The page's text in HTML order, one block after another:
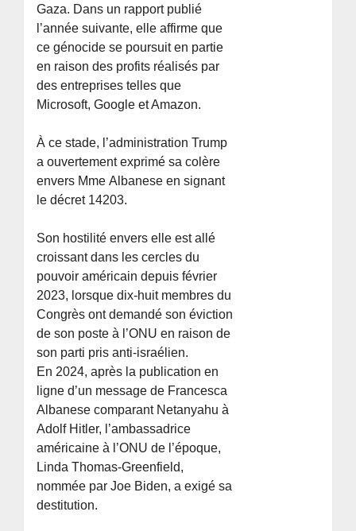
Gaza. Dans un rapport publié
l’année suivante, elle affirme que
ce génocide se poursuit en partie
en raison des profits réalisés par
des entreprises telles que
Microsoft, Google et Amazon.
À ce stade, l’administration Trump
a ouvertement exprimé sa colère
envers Mme Albanese en signant
le décret 14203.
Son hostilité envers elle est allé
croissant dans les cercles du
pouvoir américain depuis février
2023, lorsque dix-huit membres du
Congrès ont demandé son éviction
de son poste à l’ONU en raison de
son parti pris anti-israélien.
En 2024, après la publication en
ligne d’un message de Francesca
Albanese comparant Netanyahu à
Adolf Hitler, l’ambassadrice
américaine à l’ONU de l’époque,
Linda Thomas-Greenfield,
nommée par Joe Biden, a exigé sa
destitution.